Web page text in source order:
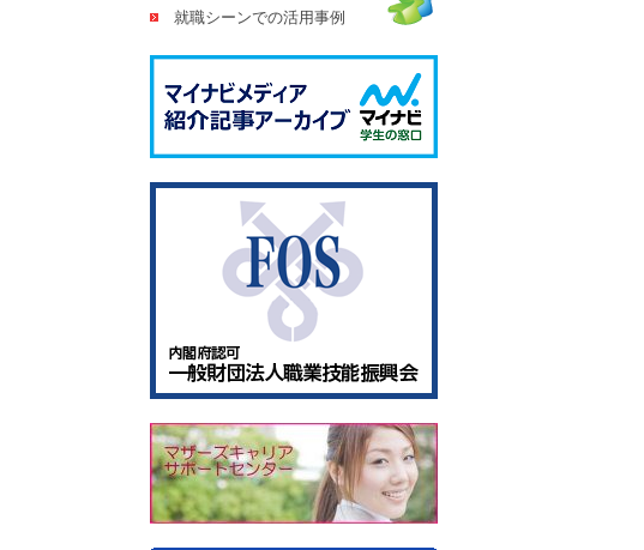
就職シーンでの活用事例